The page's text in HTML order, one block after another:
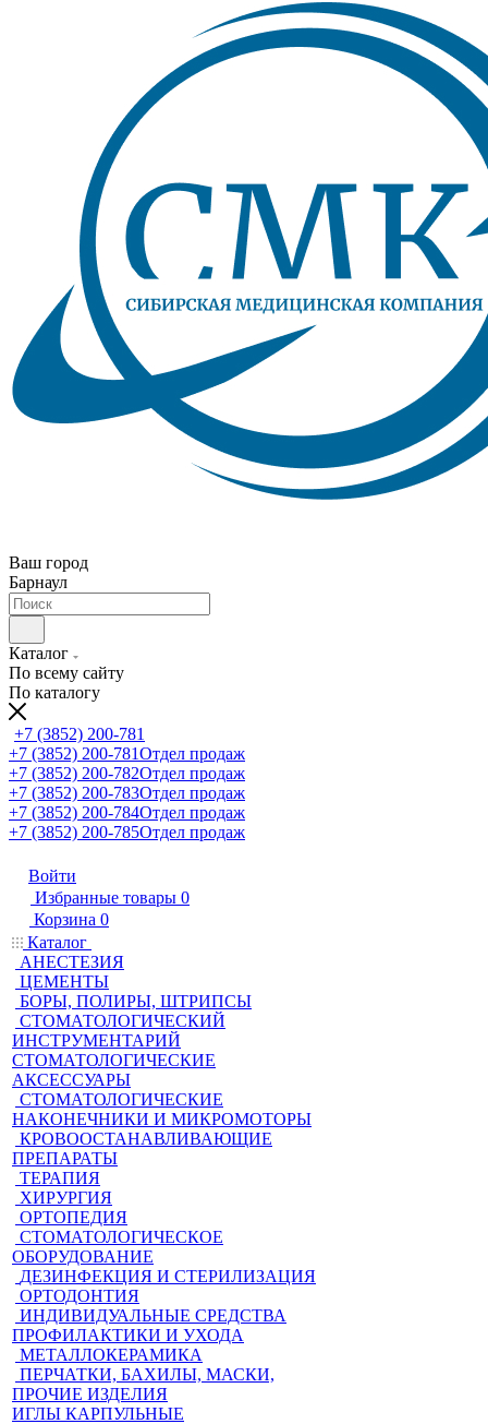
Ваш город
Барнаул
Каталог
По всему сайту
По каталогу
+7 (3852) 200-781
+7 (3852) 200-781Отдел продаж
+7 (3852) 200-782Отдел продаж
+7 (3852) 200-783Отдел продаж
+7 (3852) 200-784Отдел продаж
+7 (3852) 200-785Отдел продаж
Войти
Избранные товары 0
Корзина 0
Каталог
АНЕСТЕЗИЯ
ЦЕМЕНТЫ
БОРЫ, ПОЛИРЫ, ШТРИПСЫ
СТОМАТОЛОГИЧЕСКИЙ
ИНСТРУМЕНТАРИЙ
СТОМАТОЛОГИЧЕСКИЕ
АКСЕССУАРЫ
СТОМАТОЛОГИЧЕСКИЕ
НАКОНЕЧНИКИ И МИКРОМОТОРЫ
КРОВООСТАНАВЛИВАЮЩИЕ
ПРЕПАРАТЫ
ТЕРАПИЯ
ХИРУРГИЯ
ОРТОПЕДИЯ
СТОМАТОЛОГИЧЕСКОЕ
ОБОРУДОВАНИЕ
ДЕЗИНФЕКЦИЯ И СТЕРИЛИЗАЦИЯ
ОРТОДОНТИЯ
ИНДИВИДУАЛЬНЫЕ СРЕДСТВА
ПРОФИЛАКТИКИ И УХОДА
МЕТАЛЛОКЕРАМИКА
ПЕРЧАТКИ, БАХИЛЫ, МАСКИ,
ПРОЧИЕ ИЗДЕЛИЯ
ИГЛЫ КАРПУЛЬНЫЕ